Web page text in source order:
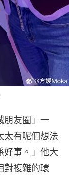
朋友圈」一
太有呢個想法
好事。」他大
對複雜的環